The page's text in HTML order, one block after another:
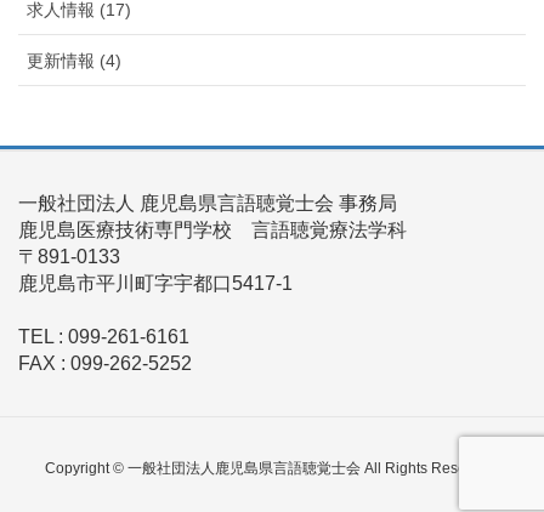
求人情報 (17)
更新情報 (4)
一般社団法人 鹿児島県言語聴覚士会 事務局
鹿児島医療技術専門学校 言語聴覚療法学科
〒891-0133
鹿児島市平川町字宇都口5417-1
TEL : 099-261-6161
FAX : 099-262-5252
Copyright © 一般社団法人鹿児島県言語聴覚士会 All Rights Reserved.